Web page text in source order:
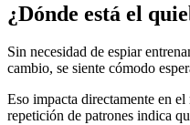
¿Dónde está el
Sin necesidad de espiar
cambio, se siente cómodo
Eso impacta directamente en
repetición de patrones indica